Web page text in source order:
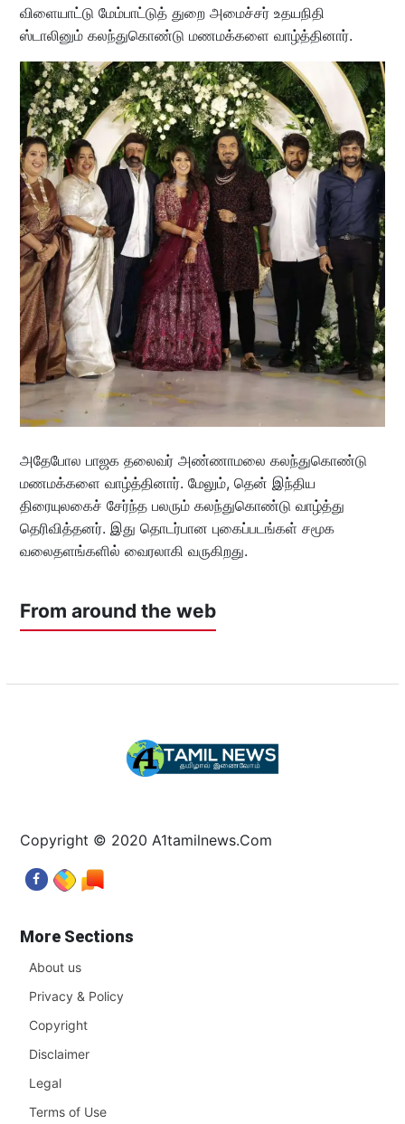
விளையாட்டு மேம்பாட்டுத் துறை அமைச்சர் உதயநிதி
ஸ்டாலினும் கலந்துகொண்டு மணமக்களை வாழ்த்தினார்.
அதேபோல பாஜக தலைவர் அண்ணாமலை கலந்துகொண்டு
மணமக்களை வாழ்த்தினார். மேலும், தென் இந்திய
திரையுலகைச் சேர்ந்த பலரும் கலந்துகொண்டு வாழ்த்து
தெரிவித்தனர். இது தொடர்பான புகைப்படங்கள் சமூக
வலைதளங்களில் வைரலாகி வருகிறது.
From around the web
Copyright © 2020 A1tamilnews.Com
More Sections
About us
Privacy & Policy
Copyright
Disclaimer
Legal
Terms of Use